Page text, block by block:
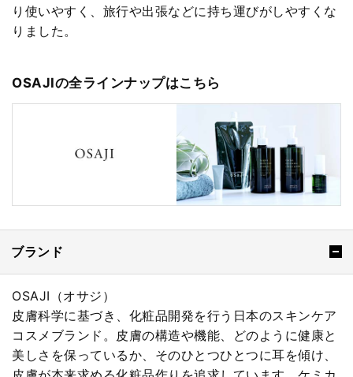
り使いやすく、旅行や出張などに持ち運びがしやすくな
りました。
OSAJIの全ラインナップはこちら
ブランド
OSAJI（オサジ）
皮膚科学に基づき、化粧品開発を行う日本のスキンケア
コスメブランド。皮膚の構造や機能、どのように健康と
美しさを保っているか、そのひとつひとつに耳を傾け、